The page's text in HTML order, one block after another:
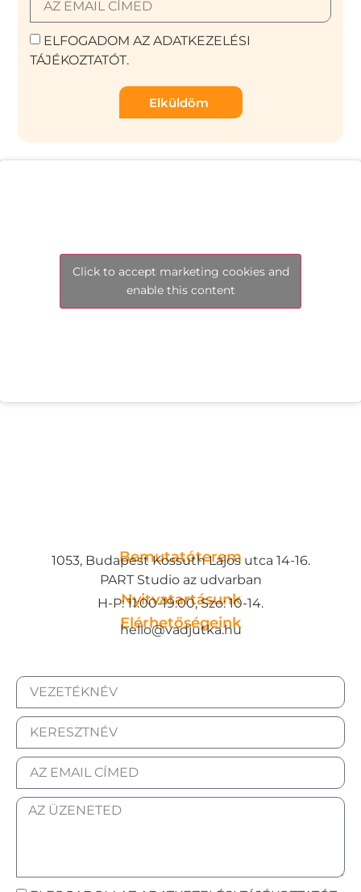
ELFOGADOM AZ ADATKEZELÉSI
TÁJÉKOZTATÓT.
Elküldöm
Click to accept marketing cookies and
enable this content
Bemutatóterem
1053, Budapest Kossuth Lajos utca 14-16.
PART Studio az udvarban
Nyitvatartásunk
H-P: 11:00-19:00, Szo: 10-14.
Elérhetőségeink
hello@vadjutka.hu